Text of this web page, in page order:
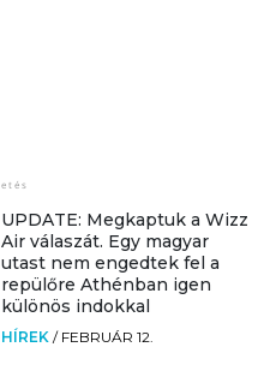
UPDATE: Megkaptuk a Wizz
Air válaszát. Egy magyar
utast nem engedtek fel a
repülőre Athénban igen
különös indokkal
HÍREK / FEBRUÁR 12.